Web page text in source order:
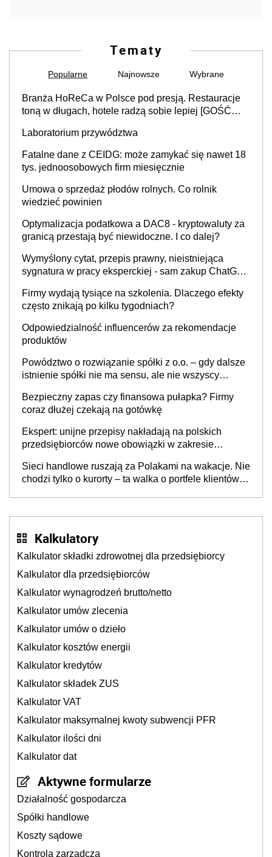
Tematy
Popularne Najnowsze Wybrane
Branża HoReCa w Polsce pod presją. Restauracje
toną w długach, hotele radzą sobie lepiej [GOŚĆ
Laboratorium przywództwa
Fatalne dane z CEIDG: może zamykać się nawet 18
tys. jednoosobowych firm miesięcznie
Umowa o sprzedaż płodów rolnych. Co rolnik
wiedzieć powinien
Optymalizacja podatkowa a DAC8 - kryptowaluty za
granicą przestają być niewidoczne. I co dalej?
Wymyślony cytat, przepis prawny, nieistniejąca
sygnatura w pracy eksperckiej - sam zakup ChatGPT
Firmy wydają tysiące na szkolenia. Dlaczego efekty
często znikają po kilku tygodniach?
Odpowiedzialność influencerów za rekomendacje
produktów
Powództwo o rozwiązanie spółki z o.o. – gdy dalsze
istnienie spółki nie ma sensu, ale nie wszyscy
Bezpieczny zapas czy finansowa pułapka? Firmy
coraz dłużej czekają na gotówkę
Ekspert: unijne przepisy nakładają na polskich
przedsiębiorców nowe obowiązki w zakresie
Sieci handlowe ruszają za Polakami na wakacje. Nie
chodzi tylko o kurorty – ta walka o portfele klientów
Kalkulatory
Kalkulator składki zdrowotnej dla przedsiębiorcy
Kalkulator dla przedsiębiorców
Kalkulator wynagrodzeń brutto/netto
Kalkulator umów zlecenia
Kalkulator umów o dzieło
Kalkulator kosztów energii
Kalkulator kredytów
Kalkulator składek ZUS
Kalkulator VAT
Kalkulator maksymalnej kwoty subwencji PFR
Kalkulator ilości dni
Kalkulator dat
Aktywne formularze
Działalność gospodarcza
Spółki handlowe
Koszty sądowe
Kontrola zarządcza